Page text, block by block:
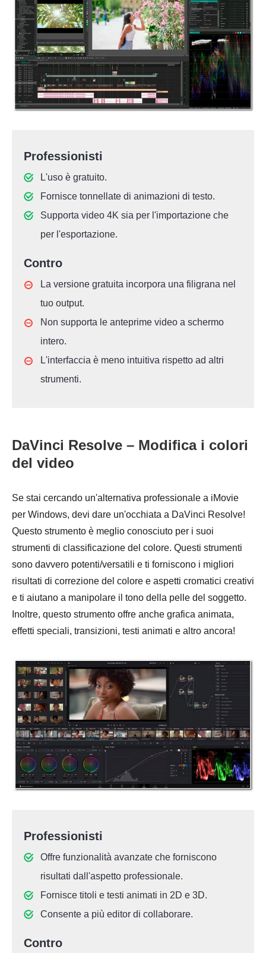
Professionisti
L'uso è gratuito.
Fornisce tonnellate di animazioni di testo.
Supporta video 4K sia per l'importazione che
per l'esportazione.
Contro
La versione gratuita incorpora una filigrana nel
tuo output.
Non supporta le anteprime video a schermo
intero.
L'interfaccia è meno intuitiva rispetto ad altri
strumenti.
DaVinci Resolve – Modifica i colori
del video
Se stai cercando un'alternativa professionale a iMovie
per Windows, devi dare un'occhiata a DaVinci Resolve!
Questo strumento è meglio conosciuto per i suoi
strumenti di classificazione del colore. Questi strumenti
sono davvero potenti/versatili e ti forniscono i migliori
risultati di correzione del colore e aspetti cromatici creativi
e ti aiutano a manipolare il tono della pelle del soggetto.
Inoltre, questo strumento offre anche grafica animata,
effetti speciali, transizioni, testi animati e altro ancora!
Professionisti
Offre funzionalità avanzate che forniscono
risultati dall'aspetto professionale.
Fornisce titoli e testi animati in 2D e 3D.
Consente a più editor di collaborare.
Contro